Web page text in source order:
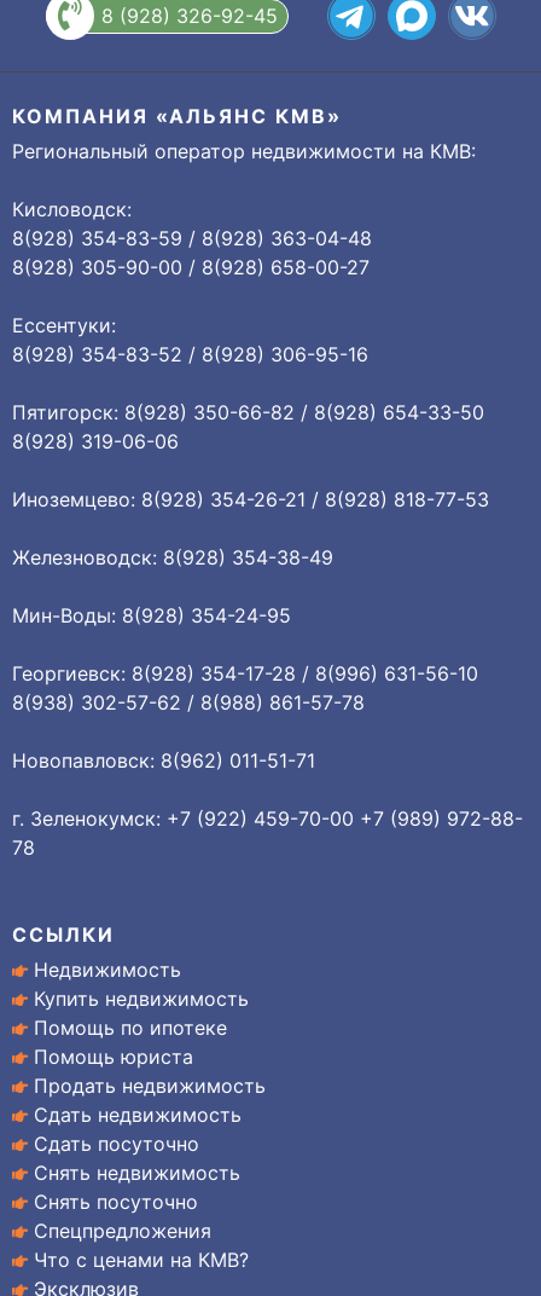
8 (928) 326-92-45
КОМПАНИЯ «АЛЬЯНС КМВ»
Региональный оператор недвижимости на КМВ:
Кисловодск:
8(928) 354-83-59 / 8(928) 363-04-48
8(928) 305-90-00 / 8(928) 658-00-27
Ессентуки:
8(928) 354-83-52 / 8(928) 306-95-16
Пятигорск: 8(928) 350-66-82 / 8(928) 654-33-50
8(928) 319-06-06
Иноземцево: 8(928) 354-26-21 / 8(928) 818-77-53
Железноводск: 8(928) 354-38-49
Мин-Воды: 8(928) 354-24-95
Георгиевск: 8(928) 354-17-28 / 8(996) 631-56-10
8(938) 302-57-62 / 8(988) 861-57-78
Новопавловск: 8(962) 011-51-71
г. Зеленокумск: +7 (922) 459-70-00 +7 (989) 972-88-
78
ССЫЛКИ
Недвижимость
Купить недвижимость
Помощь по ипотеке
Помощь юриста
Продать недвижимость
Сдать недвижимость
Сдать посуточно
Снять недвижимость
Снять посуточно
Спецпредложения
Что с ценами на КМВ?
Эксклюзив